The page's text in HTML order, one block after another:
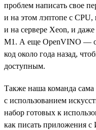
проблем написать свое
и на этом лэптопе с
и на сервере Xeon, и
M1. А еще OpenVINO —
код около года назад,
доступным.
Также наша команда
с использованием
набор готовых к
как писать приложения